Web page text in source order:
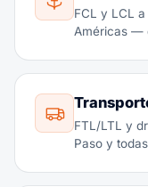
FCL y LCL
Américas —
FTL/LTL y
Paso y